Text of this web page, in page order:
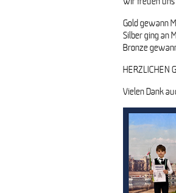
Gold gewann
Silber ging an
Bronze
HERZLICHEN
Vielen Dank